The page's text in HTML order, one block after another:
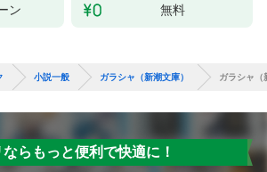
ン 無料
小説一般 ガラシャ（新潮文庫） ガラシャ（
ならもっと便利で快適に！